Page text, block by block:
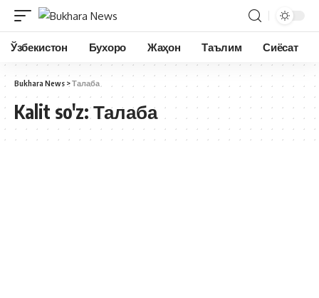
Ўзбекистон Бухоро Жаҳон Таълим Сиёсат
Bukhara News >Талаба
Kalit so'z:Талаба